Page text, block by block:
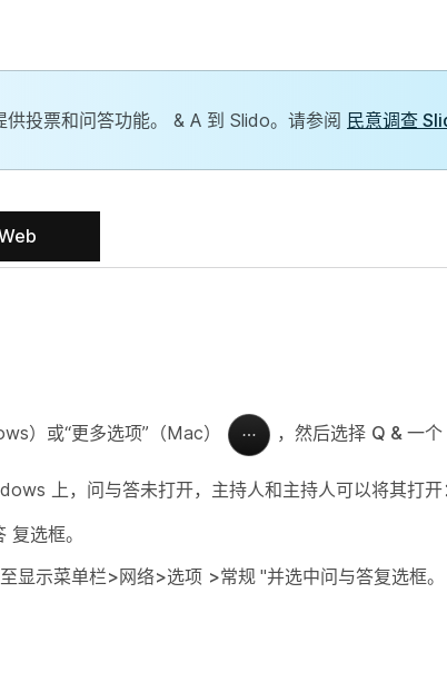
供投票和问答功能。 & A 到 Slido。请参阅 民意调查
）或“更多选项”（Mac） ，然后选择 Q & 一个
上，问与答未打开，主持人和主持人可以将其打开
复选框。
显示菜单栏>网络>选项 >常规 "并选中问与答复选框。